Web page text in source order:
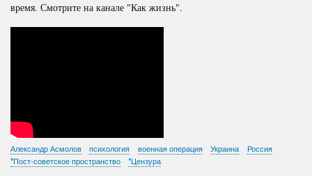
время. Смотрите на канале "Как жизнь".
Александр Асмолов психология военная операция Украина
Россия
*Пост-советское пространство
*Цензура